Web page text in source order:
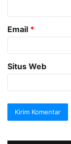
Email *
Situs Web